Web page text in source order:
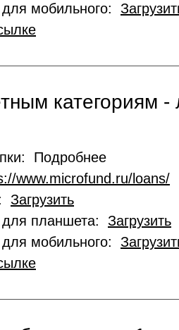
мобильного:
категориям -
Подробнее
www.microfund.ru/loans/
Загрузить
планшета: Загрузить
мобильного: